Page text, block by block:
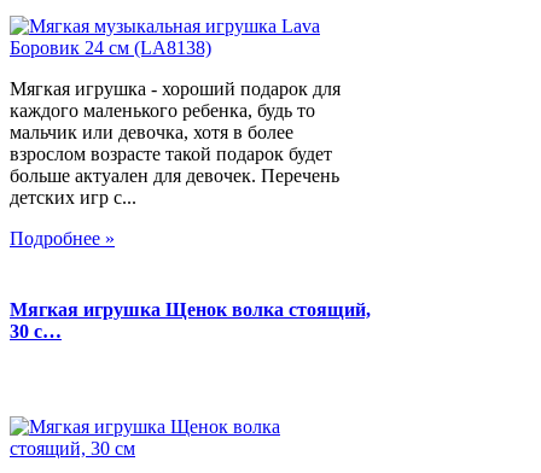
Мягкая игрушка - хороший подарок для
каждого маленького ребенка, будь то
мальчик или девочка, хотя в более
взрослом возрасте такой подарок будет
больше актуален для девочек. Перечень
детских игр с...
Подробнее »
Мягкая игрушка Щенок волка стоящий,
30 с…